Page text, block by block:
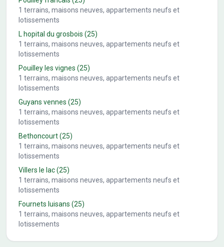
1 terrains, maisons neuves, appartements neufs et
lotissements
L hopital du grosbois (25)
1 terrains, maisons neuves, appartements neufs et
lotissements
Pouilley les vignes (25)
1 terrains, maisons neuves, appartements neufs et
lotissements
Guyans vennes (25)
1 terrains, maisons neuves, appartements neufs et
lotissements
Bethoncourt(25)
1 terrains, maisons neuves, appartements neufs et
lotissements
Villers le lac(25)
1 terrains, maisons neuves, appartements neufs et
lotissements
Fournets luisans (25)
1 terrains, maisons neuves, appartements neufs et
lotissements